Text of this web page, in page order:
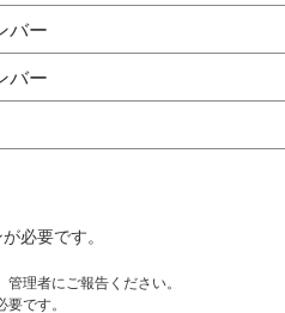
バー
バー
必要です。
理者にご報告ください。
です。